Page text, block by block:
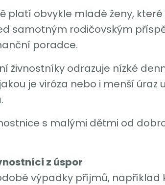
platí obvykle mladé ženy,
samotným rodičovským
poradce.
živnostníky odrazuje nízké
je viróza nebo i menší
s malými dětmi od
z úspor
výpadky příjmů, například